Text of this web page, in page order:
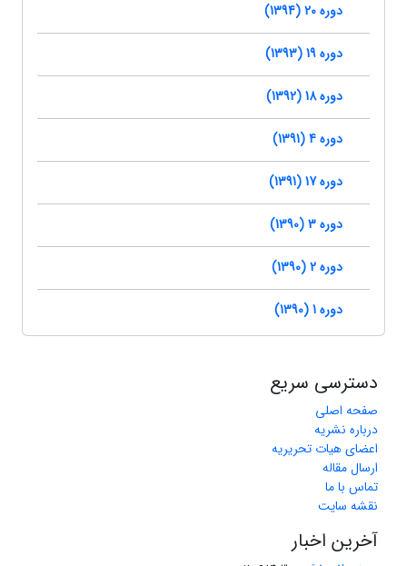
دوره 20 (1394)
دوره 19 (1393)
دوره 18 (1392)
دوره 4 (1391)
دوره 17 (1391)
دوره 3 (1390)
دوره 2 (1390)
دوره 1 (1390)
دسترسی سریع
صفحه اصلی
درباره نشریه
اعضای هیات تحریریه
ارسال مقاله
تماس با ما
نقشه سایت
آخرین اخبار